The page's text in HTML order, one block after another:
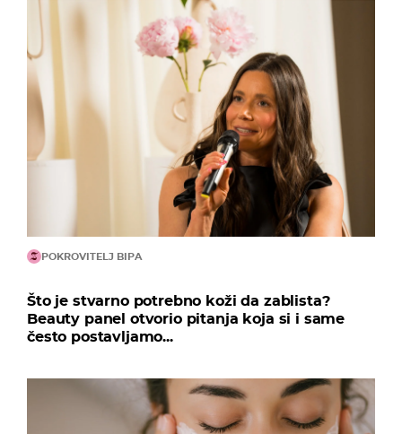
POKROVITELJ BIPA
Što je stvarno potrebno koži da zablista?
Beauty panel otvorio pitanja koja si i same
često postavljamo...